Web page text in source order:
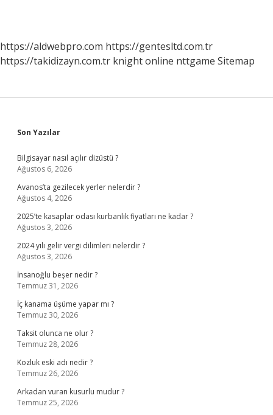
Atılır
https://aldwebpro.com https://gentesltd.com.tr
https://takidizayn.com.tr knight online nttgame Sitemap
Sidebar
Son Yazılar
Bilgisayar nasıl açılır dizüstü ?
Ağustos 6, 2026
Avanos’ta gezilecek yerler nelerdir ?
Ağustos 4, 2026
2025’te kasaplar odası kurbanlık fiyatları ne kadar ?
Ağustos 3, 2026
2024 yılı gelir vergi dilimleri nelerdir ?
Ağustos 3, 2026
İnsanoğlu beşer nedir ?
Temmuz 31, 2026
İç kanama üşüme yapar mı ?
Temmuz 30, 2026
Taksit olunca ne olur ?
Temmuz 28, 2026
Kozluk eski adı nedir ?
Temmuz 26, 2026
Arkadan vuran kusurlu mudur ?
Temmuz 25, 2026